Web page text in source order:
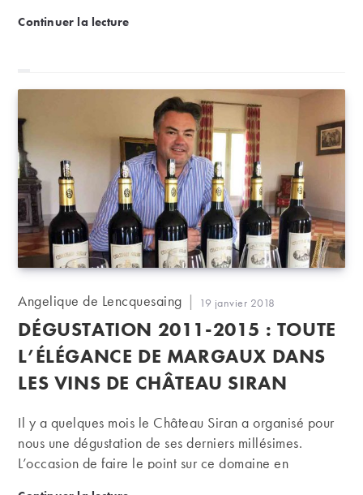
Ce résultat marque une hausse de 30% sur la cote
Continuer la lectureBelle enchère : 36 723€ pour une caisse assortie
Auteur/autrice
la
publication :
Angelique de Lencquesaing
Publication
publiée :
19 janvier 2018
DÉGUSTATION 2011-2015 : TOUTE
L’ÉLÉGANCE DE MARGAUX DANS
LES VINS DE CHÂTEAU SIRAN
Il y a quelques mois le Château Siran a organisé pour
nous une dégustation de ses derniers millésimes.
L’occasion de faire le point sur ce domaine en